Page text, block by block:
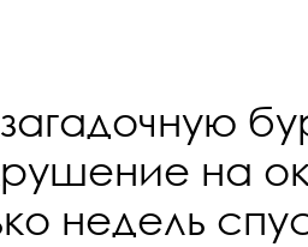
на
недель